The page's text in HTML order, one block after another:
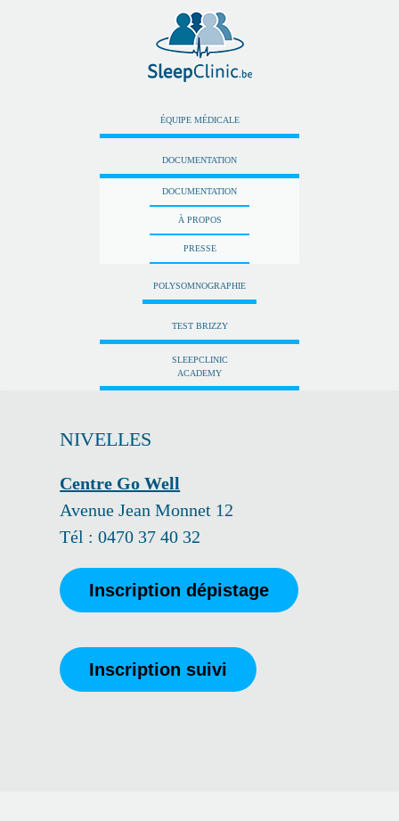
ÉQUIPE MÉDICALE
DOCUMENTATION
DOCUMENTATION
À PROPOS
PRESSE
POLYSOMNOGRAPHIE
TEST BRIZZY
SLEEPCLINIC
ACADEMY
NIVELLES
Centre Go Well
Avenue Jean Monnet 12
Tél : 0470 37 40 32
Inscription dépistage
Inscription suivi